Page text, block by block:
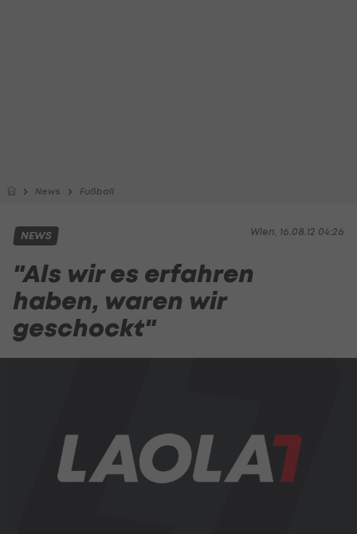
News Fußball
Wien, 16.08.12 04:26
NEWS
"Als wir es erfahren
haben, waren wir
geschockt"